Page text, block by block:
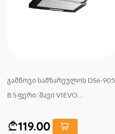
გამწოვი სამზარეულოს DS6-905
B S ფერი: შავი VIEVO...
119.00